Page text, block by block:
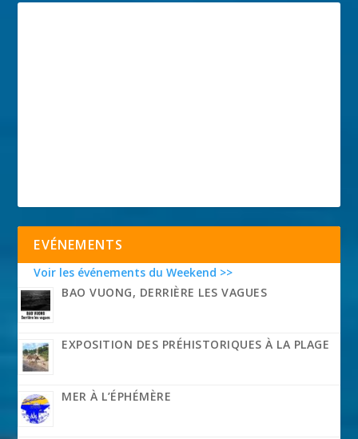
EVÉNEMENTS
Voir les événements du Weekend >>
BAO VUONG, DERRIÈRE LES VAGUES
EXPOSITION DES PRÉHISTORIQUES À LA PLAGE
MER À L’ÉPHÉMÈRE